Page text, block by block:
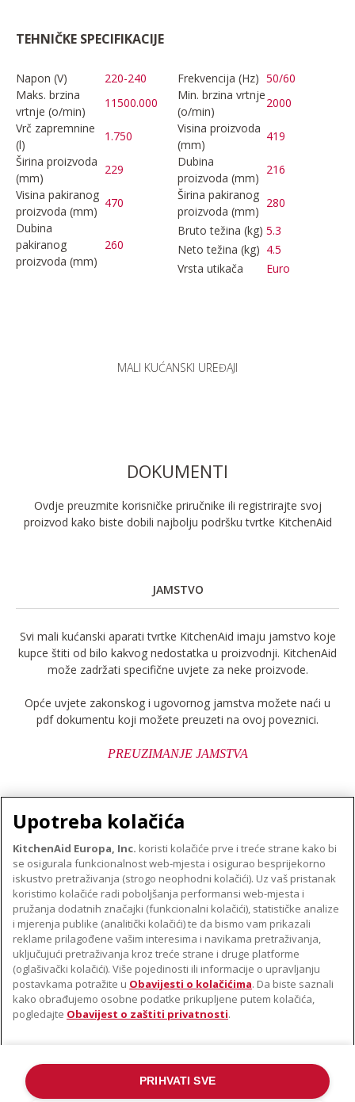
TEHNIČKE SPECIFIKACIJE
Napon (V) 220-240 Frekvencija (Hz) 50/60
Maks. brzina
vrtnje (o/min)
11500.000
Min. brzina vrtnje
(o/min)
2000
Vrč zapremnine
(l)
1.750
Visina proizvoda
(mm)
419
Širina proizvoda
(mm)
229
Dubina
proizvoda (mm)
216
Visina pakiranog
proizvoda (mm)
470
Širina pakiranog
proizvoda (mm)
280
Dubina
pakiranog
proizvoda (mm)
260
Bruto težina (kg) 5.3
Neto težina (kg) 4.5
Vrsta utikača
Euro
MALI KUĆANSKI UREĐAJI
DOKUMENTI
Ovdje preuzmite korisničke priručnike ili registrirajte svoj
proizvod kako biste dobili najbolju podršku tvrtke KitchenAid
JAMSTVO
Svi mali kućanski aparati tvrtke KitchenAid imaju jamstvo koje
kupce štiti od bilo kakvog nedostatka u proizvodnji. KitchenAid
može zadržati specifične uvjete za neke proizvode.
Opće uvjete zakonskog i ugovornog jamstva možete naći u
pdf dokumentu koji možete preuzeti na ovoj poveznici.
PREUZIMANJE JAMSTVA
O TVRTKI KITCHENAID
Robna marka
Povijest
ODR
PODRŠKA
Pronađi trgovinu
Jamstvo i dokumenti
PRATITE NAS
©2022. Sva prava pridržana. KitchenAid i dizajn samostojećeg miksera
Upotreba kolačića
KitchenAid Europa, Inc. koristi kolačiće prve i treće strane kako bi
se osigurala funkcionalnost web-mjesta i osigurao besprijekorno
iskustvo pretraživanja (strogo neophodni kolačići). Uz vaš pristanak
koristimo kolačiće radi poboljšanja performansi web-mjesta i
pružanja dodatnih značajki (funkcionalni kolačići), statističke analize
i mjerenja publike (analitički kolačići) te da bismo vam prikazali
reklame prilagođene vašim interesima i navikama pretraživanja,
uključujući pretraživanja kroz treće strane i druge platforme
(oglašivački kolačići). Više pojedinosti ili informacije o upravljanju
postavkama potražite u Obavijesti o kolačićima. Da biste saznali
kako obrađujemo osobne podatke prikupljene putem kolačića,
pogledajte Obavijest o zaštiti privatnosti.
PRIHVATI SVE